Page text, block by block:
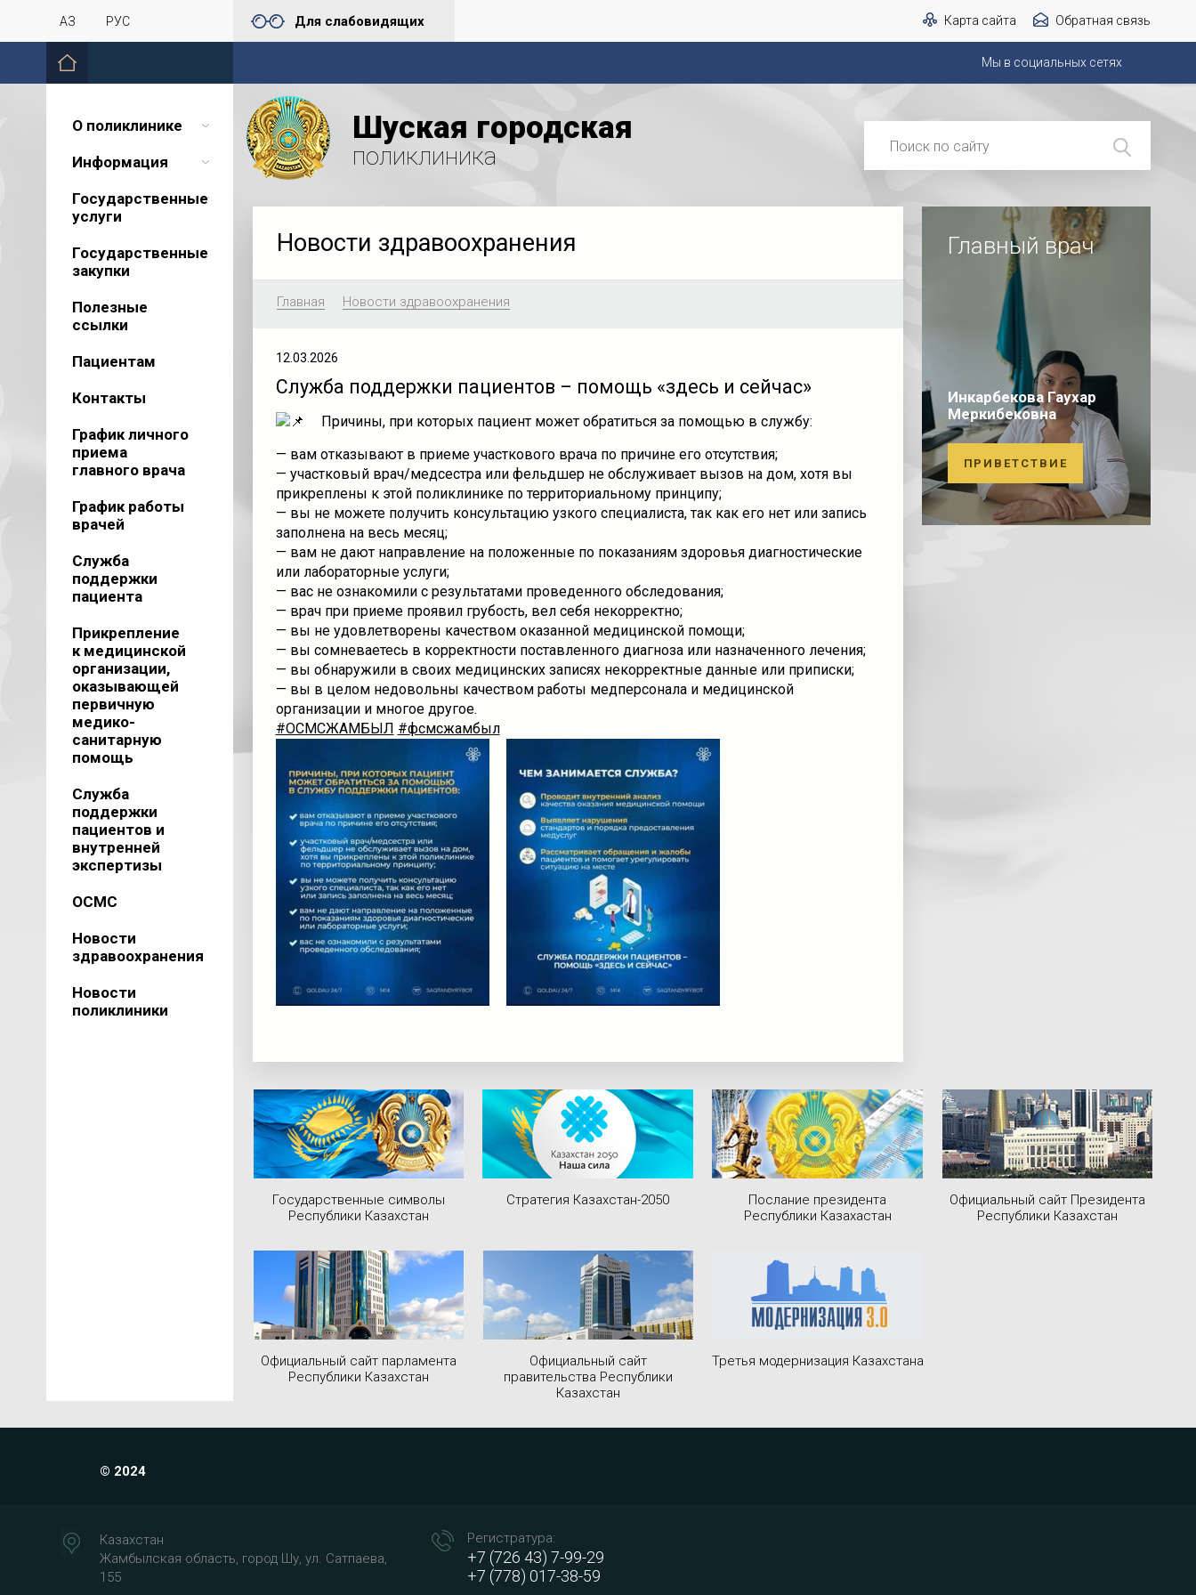
ҚАЗ РУС Для слабовидящих Карта сайта Обратная связь
Мы в социальных сетях
О поликлинике
Информация
Государственные
услуги
Государственные
закупки
Полезные
ссылки
Пациентам
Контакты
График личного
приема
главного врача
График работы
врачей
Служба
поддержки
пациента
Прикрепление
к медицинской
организации,
оказывающей
первичную
медико-
санитарную
помощь
Служба
поддержки
пациентов и
внутренней
экспертизы
ОСМС
Новости
здравоохранения
Новости
поликлиники
Шуская городская
поликлиника
Новости здравоохранения
Главная Новости здравоохранения
12.03.2026
Служба поддержки пациентов – помощь «здесь и сейчас»
Причины, при которых пациент может обратиться за помощью в службу:
— вам отказывают в приеме участкового врача по причине его отсутствия;
— участковый врач/медсестра или фельдшер не обслуживает вызов на дом, хотя вы
прикреплены к этой поликлинике по территориальному принципу;
— вы не можете получить консультацию узкого специалиста, так как его нет или запись
заполнена на весь месяц;
— вам не дают направление на положенные по показаниям здоровья диагностические
или лабораторные услуги;
— вас не ознакомили с результатами проведенного обследования;
— врач при приеме проявил грубость, вел себя некорректно;
— вы не удовлетворены качеством оказанной медицинской помощи;
— вы сомневаетесь в корректности поставленного диагноза или назначенного лечения;
— вы обнаружили в своих медицинских записях некорректные данные или приписки;
— вы в целом недовольны качеством работы медперсонала и медицинской
организации и многое другое.
#ОСМСЖАМБЫЛ #фсмсжамбыл
Главный врач
Инкарбекова Гаухар
Меркибековна
ПРИВЕТСТВИЕ
Государственные символы
Республики Казахстан
Стратегия Казахстан-2050
Послание президента
Республики Казахастан
Официальный сайт Президента
Республики Казахстан
Официальный сайт парламента
Республики Казахстан
Официальный сайт
правительства Республики
Казахстан
Третья модернизация Казахстана
© 2024
Казахстан
Жамбылская область, город Шу, ул. Сатпаева,
155
Регистратура:
+7 (726 43) 7-99-29
+7 (778) 017-38-59